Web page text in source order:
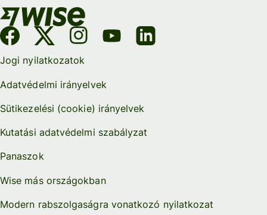
Jogi nyilatkozatok
Adatvédelmi irányelvek
Sütikezelési (cookie) irányelvek
Kutatási adatvédelmi szabályzat
Panaszok
Wise más országokban
Modern rabszolgaságra vonatkozó nyilatkozat